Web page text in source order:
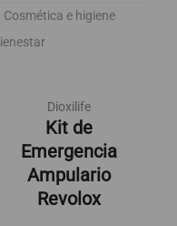
Cosmética e higiene
Dioxilife
Kit de
Emergencia
Ampulario
Revolox